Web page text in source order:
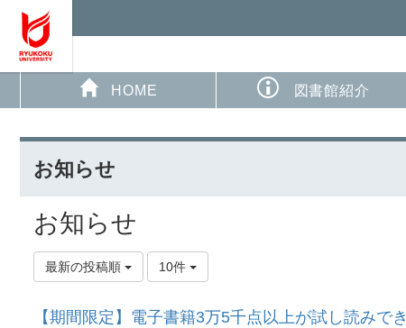
HOME 図書館紹介
お知らせ
お知らせ
最新の投稿順 10件
【期間限定】電子書籍3万5千点以上が試し読みで